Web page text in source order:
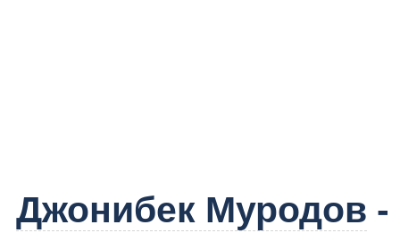
Джонибек Муродов -